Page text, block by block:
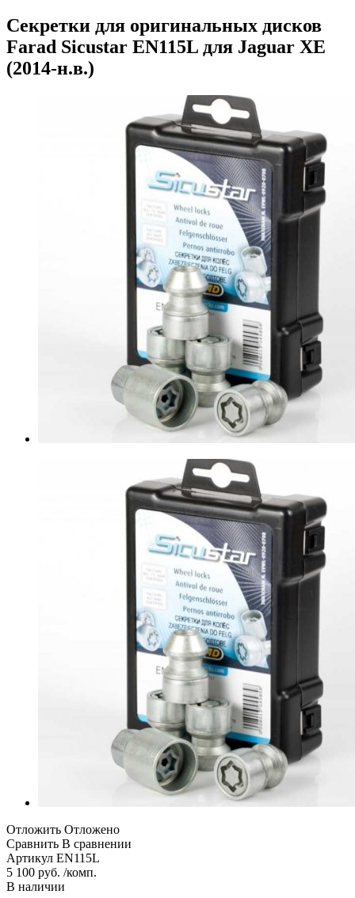
Секретки для оригинальных дисков
Farad Sicustar EN115L для Jaguar XE
(2014-н.в.)
Отложить Отложено
Сравнить В сравнении
Артикул EN115L
5 100 руб. /комп.
В наличии